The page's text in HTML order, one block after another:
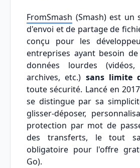
FromSmash (Smash) est un
d'envoi et de partage de
conçu pour les
entreprises ayant besoin
données lourdes (vidéos,
archives, etc.) sans limite
toute sécurité. Lancé en
se distingue par sa
glisser-déposer,
protection par mot de
des transferts, le tout
obligatoire pour l'offre
Go).